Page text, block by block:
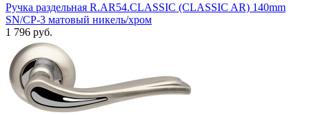
Ручка раздельная R.AR54.CLASSIC (CLASSIC AR) 140mm
SN/CP-3 матовый никель/хром
1 796 руб.